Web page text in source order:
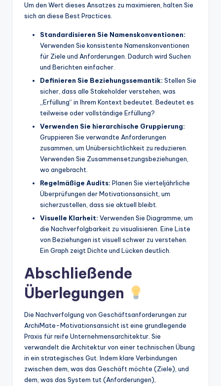
Um den Wert dieses Ansatzes zu maximieren, halten Sie
sich an diese Best Practices.
Standardisieren Sie Namenskonventionen:
Verwenden Sie konsistente Namenskonventionen
für Ziele und Anforderungen. Dadurch wird Suchen
und Berichten einfacher.
Definieren Sie Beziehungssemantik: Stellen Sie
sicher, dass alle Stakeholder verstehen, was
„Erfüllung“ in Ihrem Kontext bedeutet. Bedeutet es
teilweise oder vollständige Erfüllung?
Verwenden Sie hierarchische Gruppierung:
Gruppieren Sie verwandte Anforderungen
zusammen, um Unübersichtlichkeit zu reduzieren.
Verwenden Sie Zusammensetzungsbeziehungen,
wo angebracht.
Regelmäßige Audits: Planen Sie vierteljährliche
Überprüfungen der Motivationsansicht, um
sicherzustellen, dass sie aktuell bleibt.
Visuelle Klarheit: Verwenden Sie Diagramme, um
die Nachverfolgbarkeit zu visualisieren. Eine Liste
von Beziehungen ist visuell schwer zu verstehen.
Ein Graph zeigt Dichte und Lücken deutlich.
Abschließende
Überlegungen
Die Nachverfolgung von Geschäftsanforderungen zur
ArchiMate-Motivationsansicht ist eine grundlegende
Praxis für reife Unternehmensarchitektur. Sie
verwandelt die Architektur von einer technischen Übung
in ein strategisches Gut. Indem klare Verbindungen
zwischen dem, was das Geschäft möchte (Ziele), und
dem, was das System tut (Anforderungen),